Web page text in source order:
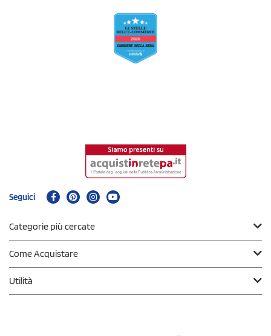
Seguici
Categorie più cercate
Come Acquistare
Utilità